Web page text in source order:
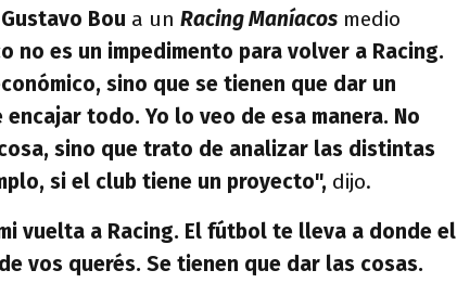
Gustavo Bou a un Racing Maníacos medio
no es un impedimento para volver a Racing.
sino que se tienen que dar un
todo. Yo lo veo de esa manera. No
sino que trato de analizar las distintas
si el club tiene un proyecto", dijo.
vuelta a Racing. El fútbol te lleva a donde el
vos querés. Se tienen que dar las cosas.